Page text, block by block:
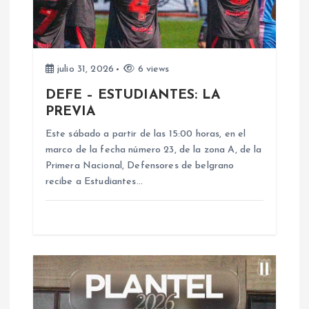
n
d
a
d
julio 31, 2026 6 views
DEFE – ESTUDIANTES: LA
PREVIA
Este sábado a partir de las 15:00 horas, en el
marco de la fecha número 23, de la zona A, de la
Primera Nacional, Defensores de belgrano
recibe a Estudiantes…